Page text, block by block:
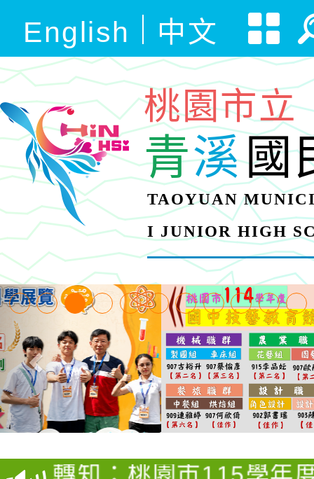
English 中文
桃園市立
青溪國
TAOYUAN
I JUNIOR HIGH
【甄選結果(第4招)】
學年度第1學期第9次代
結果(第4招)
【甄選結果(第12招)】
學年度第1學期第7次代
轉知：桃園市115學年